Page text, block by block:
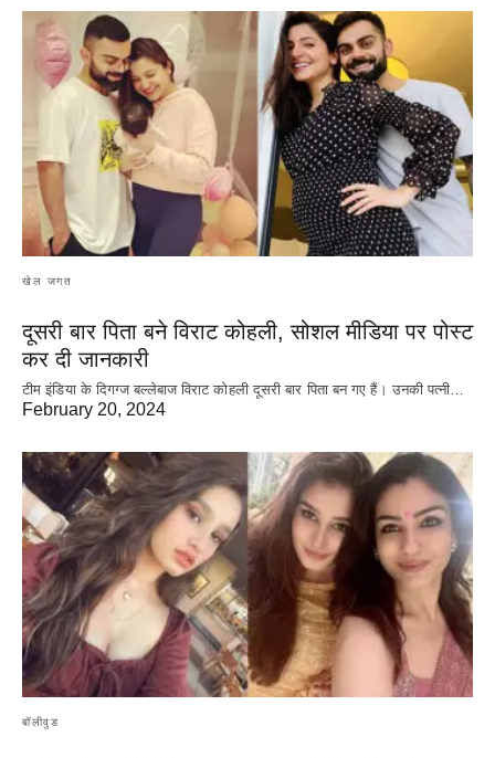
खेल जगत
दूसरी बार‌ पिता बने विराट कोहली, सोशल मीडिया पर पोस्ट
कर दी‌ जानकारी
टीम इंडिया के दिगग्ज बल्लेबाज विराट कोहली दूसरी बार पिता बन गए हैं। उनकी पत्नी…
February 20, 2024
बॉलीवुड